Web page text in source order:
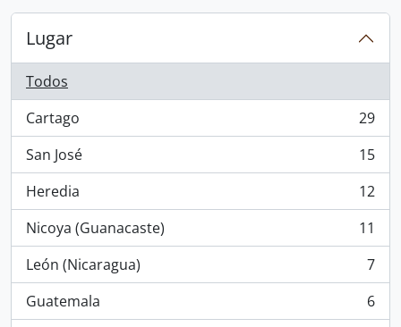
Lugar
Todos
Cartago
, 29 resultados
29
San José
, 15 resultados
15
Heredia
, 12 resultados
12
Nicoya (Guanacaste)
, 11 resultados
11
León (Nicaragua)
, 7 resultados
7
Guatemala
, 6 resultados
6